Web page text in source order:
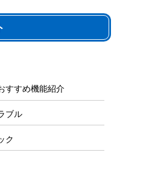
すすめ機能紹介
ブル
ク